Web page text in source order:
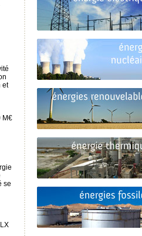
et
M€
se